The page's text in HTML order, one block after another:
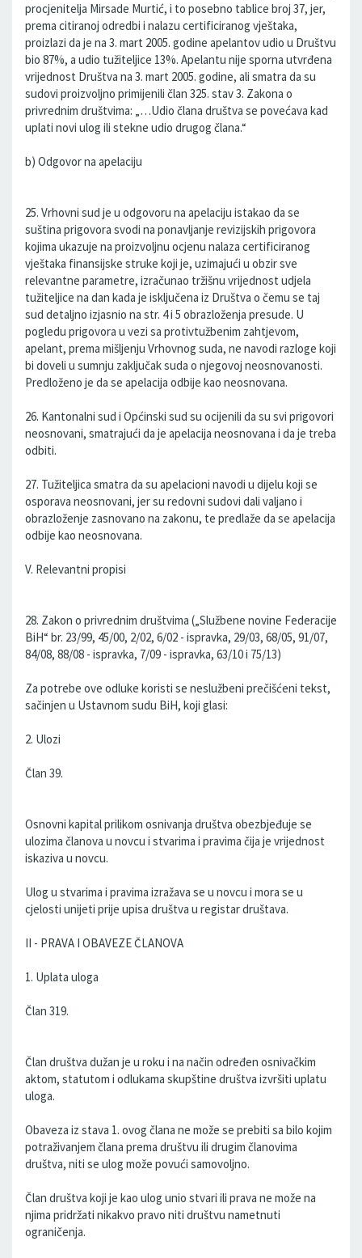
procjenitelja Mirsade Murtić, i to posebno tablice broj 37, jer,
prema citiranoj odredbi i nalazu certificiranog vještaka,
proizlazi da je na 3. mart 2005. godine apelantov udio u Društvu
bio 87%, a udio tužiteljice 13%. Apelantu nije sporna utvrđena
vrijednost Društva na 3. mart 2005. godine, ali smatra da su
sudovi proizvoljno primijenili član 325. stav 3. Zakona o
privrednim društvima: „…Udio člana društva se povećava kad
uplati novi ulog ili stekne udio drugog člana.“
b) Odgovor na apelaciju
25. Vrhovni sud je u odgovoru na apelaciju istakao da se
suština prigovora svodi na ponavljanje revizijskih prigovora
kojima ukazuje na proizvoljnu ocjenu nalaza certificiranog
vještaka finansijske struke koji je, uzimajući u obzir sve
relevantne parametre, izračunao tržišnu vrijednost udjela
tužiteljice na dan kada je isključena iz Društva o čemu se taj
sud detaljno izjasnio na str. 4 i 5 obrazloženja presude. U
pogledu prigovora u vezi sa protivtužbenim zahtjevom,
apelant, prema mišljenju Vrhovnog suda, ne navodi razloge koji
bi doveli u sumnju zaključak suda o njegovoj neosnovanosti.
Predloženo je da se apelacija odbije kao neosnovana.
26. Kantonalni sud i Općinski sud su ocijenili da su svi prigovori
neosnovani, smatrajući da je apelacija neosnovana i da je treba
odbiti.
27. Tužiteljica smatra da su apelacioni navodi u dijelu koji se
osporava neosnovani, jer su redovni sudovi dali valjano i
obrazloženje zasnovano na zakonu, te predlaže da se apelacija
odbije kao neosnovana.
V. Relevantni propisi
28. Zakon o privrednim društvima („Službene novine Federacije
BiH“ br. 23/99, 45/00, 2/02, 6/02 - ispravka, 29/03, 68/05, 91/07,
84/08, 88/08 - ispravka, 7/09 - ispravka, 63/10 i 75/13)
Za potrebe ove odluke koristi se neslužbeni prečišćeni tekst,
sačinjen u Ustavnom sudu BiH, koji glasi:
2. Ulozi
Član 39.
Osnovni kapital prilikom osnivanja društva obezbjeđuje se
ulozima članova u novcu i stvarima i pravima čija je vrijednost
iskaziva u novcu.
Ulog u stvarima i pravima izražava se u novcu i mora se u
cjelosti unijeti prije upisa društva u registar društava.
II - PRAVA I OBAVEZE ČLANOVA
1. Uplata uloga
Član 319.
Član društva dužan je u roku i na način određen osnivačkim
aktom, statutom i odlukama skupštine društva izvršiti uplatu
uloga.
Obaveza iz stava 1. ovog člana ne može se prebiti sa bilo kojim
potraživanjem člana prema društvu ili drugim članovima
društva, niti se ulog može povući samovoljno.
Član društva koji je kao ulog unio stvari ili prava ne može na
njima pridržati nikakvo pravo niti društvu nametnuti
ograničenja.